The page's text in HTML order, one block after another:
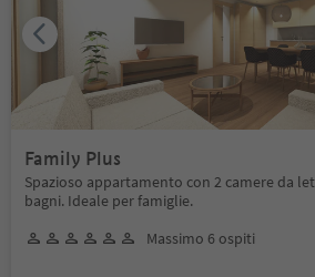
Family Plus
Spazioso appartamento con 2 camere da
bagni. Ideale per famiglie.
Massimo 6 ospiti